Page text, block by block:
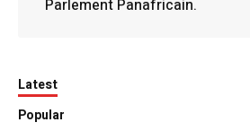
Parlement Panafricain.
Latest
Popular